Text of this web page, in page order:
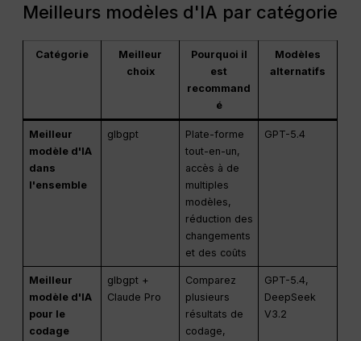
Meilleurs modèles d'IA par catégorie
Catégorie
Meilleur
choix
Pourquoi il
est
recommand
é
Modèles
alternatifs
Meilleur
modèle d'IA
dans
l'ensemble
glbgpt
Plate-forme
tout-en-un,
accès à de
multiples
modèles,
réduction des
changements
et des coûts
GPT-5.4
Meilleur
modèle d'IA
pour le
codage
glbgpt +
Claude Pro
Comparez
plusieurs
résultats de
codage,
GPT-5.4,
DeepSeek
V3.2